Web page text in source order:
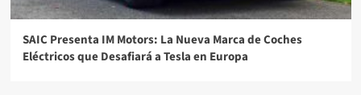
SAIC Presenta IM Motors: La Nueva Marca de Coches
Eléctricos que Desafiará a Tesla en Europa